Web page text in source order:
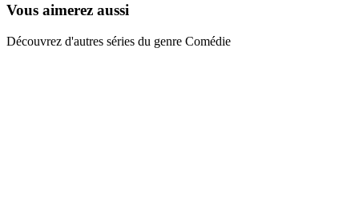
Vous aimerez aussi
Découvrez d'autres séries du genre Comédie